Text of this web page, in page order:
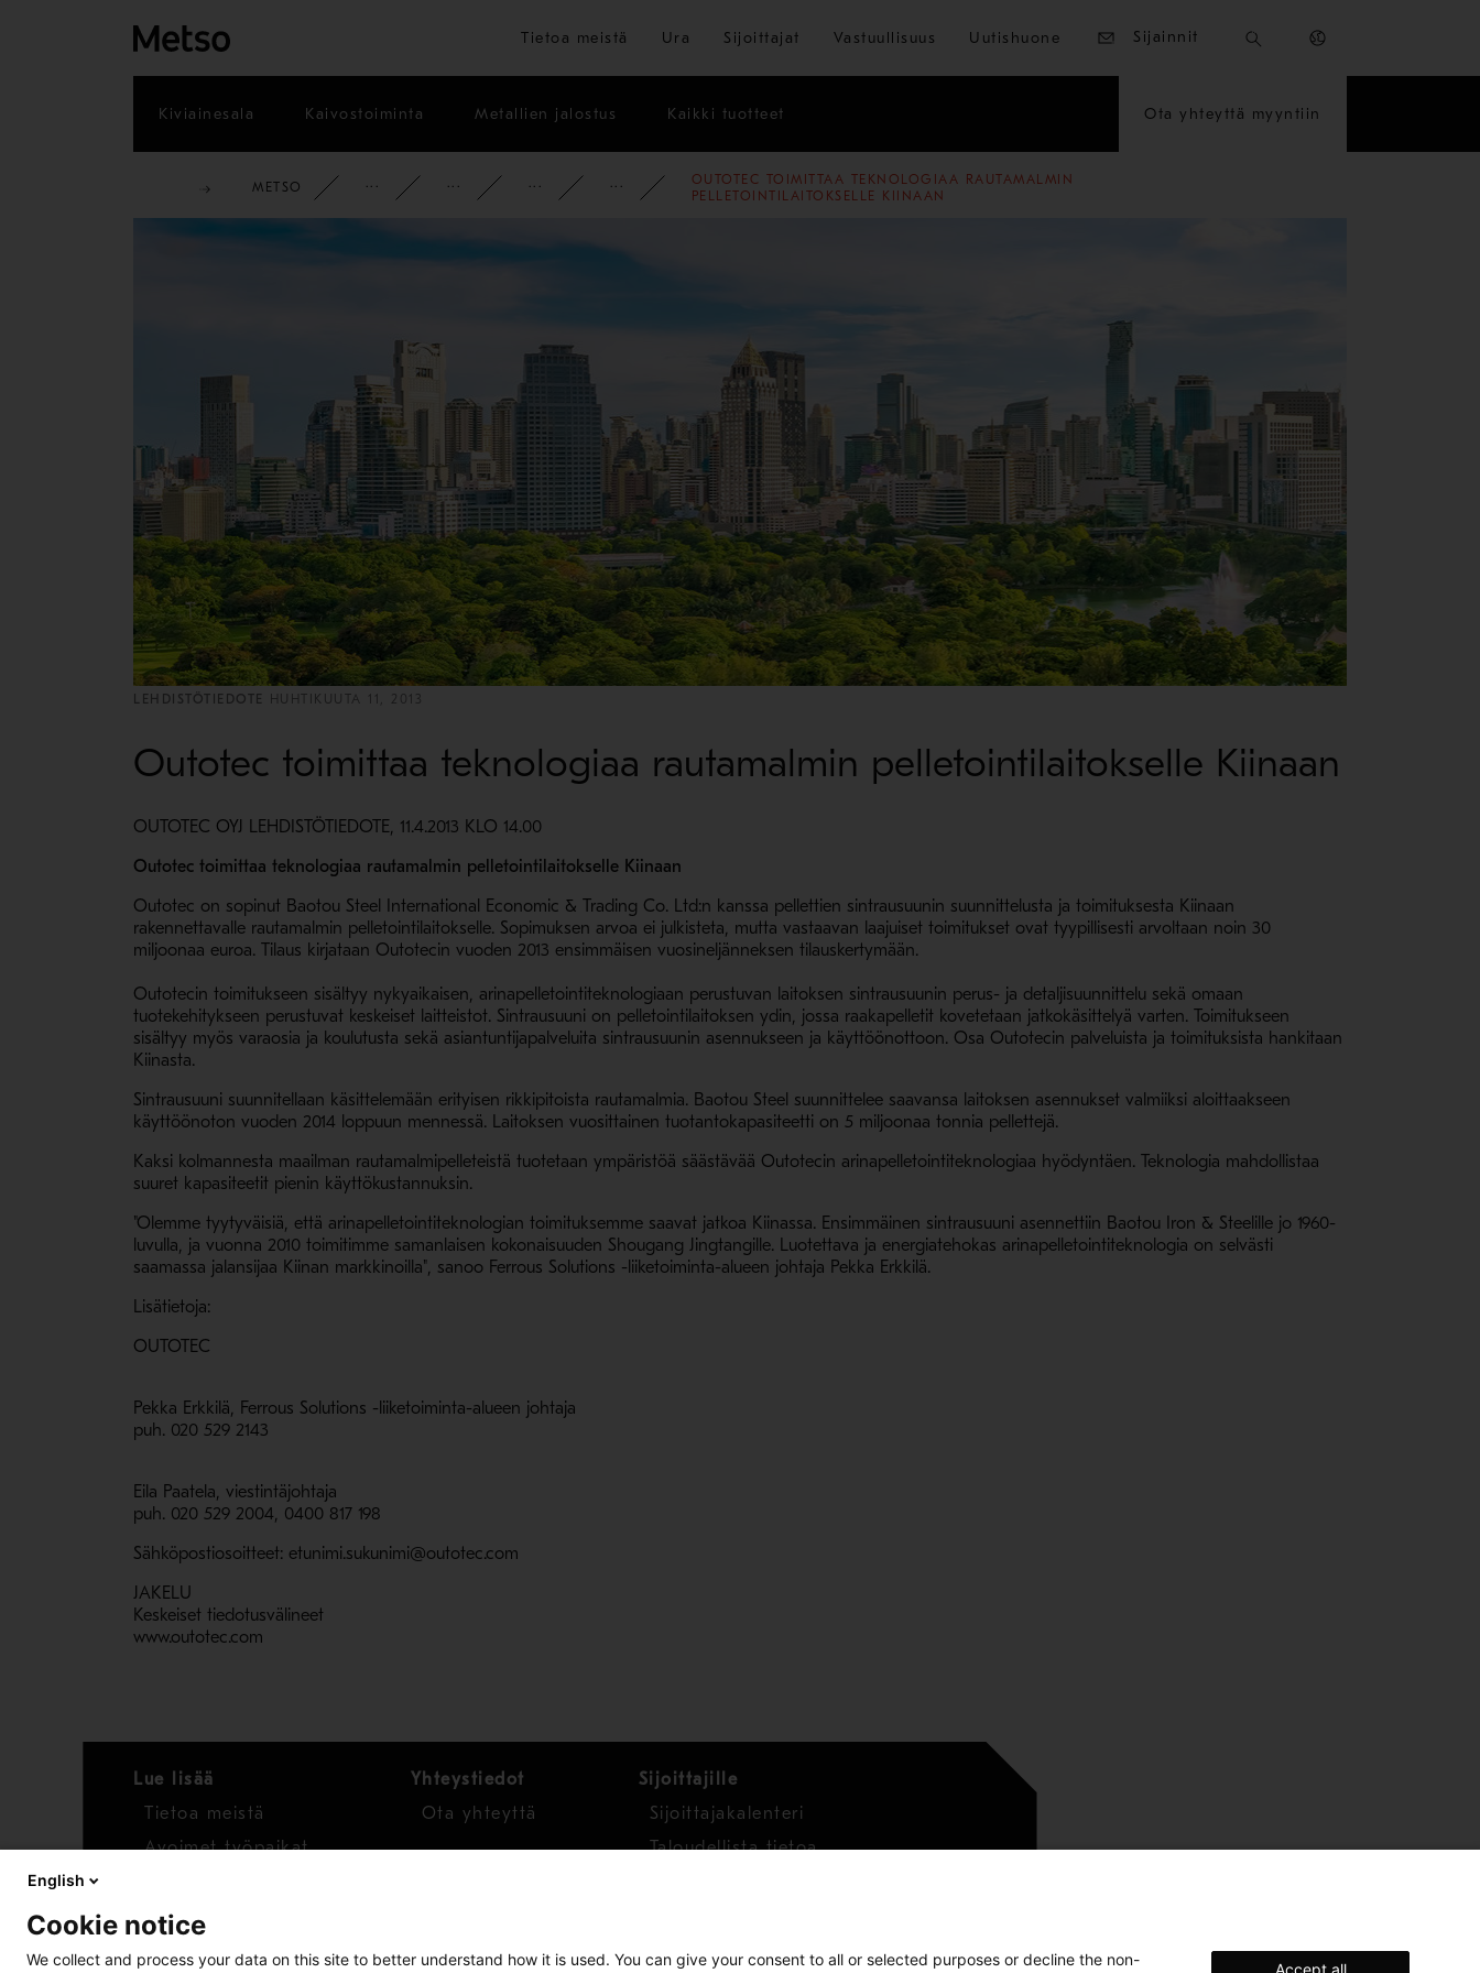
Siirry pääsisältöön
Tietoa meistä Ura Sijoittajat Vastuullisuus Uutishuone Sijainnit
Kiviainesala Kaivostoiminta Metallien jalostus Kaikki tuotteet Ota yhteyttä myyntiin
METSO YRITYS PYSY AJAN TASALLA
UUTISET 2013
OUTOTEC TOIMITTAA TEKNOLOGIAA RAUTAMALMIN
PELLETOINTILAITOKSELLE KIINAAN
LEHDISTÖTIEDOTE HUHTIKUUTA 11, 2013
Outotec toimittaa teknologiaa rautamalmin pelletointilaitokselle Kiinaan
OUTOTEC OYJ LEHDISTÖTIEDOTE, 11.4.2013 KLO 14.00
Outotec toimittaa teknologiaa rautamalmin pelletointilaitokselle Kiinaan
Outotec on sopinut Baotou Steel International Economic & Trading Co. Ltd:n kanssa pellettien sintrausuunin suunnittelusta ja toimituksesta Kiinaan
rakennettavalle rautamalmin pelletointilaitokselle. Sopimuksen arvoa ei julkisteta, mutta vastaavan laajuiset toimitukset ovat tyypillisesti arvoltaan noin 30
miljoonaa euroa. Tilaus kirjataan Outotecin vuoden 2013 ensimmäisen vuosineljänneksen tilauskertymään.
Outotecin toimitukseen sisältyy nykyaikaisen, arinapelletointiteknologiaan perustuvan laitoksen sintrausuunin perus- ja detaljisuunnittelu sekä omaan
tuotekehitykseen perustuvat keskeiset laitteistot. Sintrausuuni on pelletointilaitoksen ydin, jossa raakapelletit kovetetaan jatkokäsittelyä varten. Toimitukseen
sisältyy myös varaosia ja koulutusta sekä asiantuntijapalveluita sintrausuunin asennukseen ja käyttöönottoon. Osa Outotecin palveluista ja toimituksista hankitaan
Kiinasta.
Sintrausuuni suunnitellaan käsittelemään erityisen rikkipitoista rautamalmia. Baotou Steel suunnittelee saavansa laitoksen asennukset valmiiksi aloittaakseen
käyttöönoton vuoden 2014 loppuun mennessä. Laitoksen vuosittainen tuotantokapasiteetti on 5 miljoonaa tonnia pellettejä.
Kaksi kolmannesta maailman rautamalmipelleteistä tuotetaan ympäristöä säästävää Outotecin arinapelletointiteknologiaa hyödyntäen. Teknologia mahdollistaa
suuret kapasiteetit pienin käyttökustannuksin.
"Olemme tyytyväisiä, että arinapelletointiteknologian toimituksemme saavat jatkoa Kiinassa. Ensimmäinen sintrausuuni asennettiin Baotou Iron & Steelille jo 1960-
luvulla, ja vuonna 2010 toimitimme samanlaisen kokonaisuuden Shougang Jingtangille. Luotettava ja energiatehokas arinapelletointiteknologia on selvästi
saamassa jalansijaa Kiinan markkinoilla", sanoo Ferrous Solutions -liiketoiminta-alueen johtaja Pekka Erkkilä.
Lisätietoja:
OUTOTEC
Pekka Erkkilä, Ferrous Solutions -liiketoiminta-alueen johtaja
puh. 020 529 2143
Eila Paatela, viestintäjohtaja
puh. 020 529 2004, 0400 817 198
Sähköpostiosoitteet: etunimi.sukunimi@outotec.com
JAKELU
Keskeiset tiedotusvälineet
www.outotec.com
Lue lisää
Tietoa meistä
Avoimet työpaikat
Yhteystiedot
Ota yhteyttä
Sijoittajille
Sijoittajakalenteri
Taloudellista tietoa
Raportoi huolenaihe
English
Cookie notice
We collect and process your data on this site to better understand how it is used. You can give your consent to all or selected purposes or decline the non-
Accept all